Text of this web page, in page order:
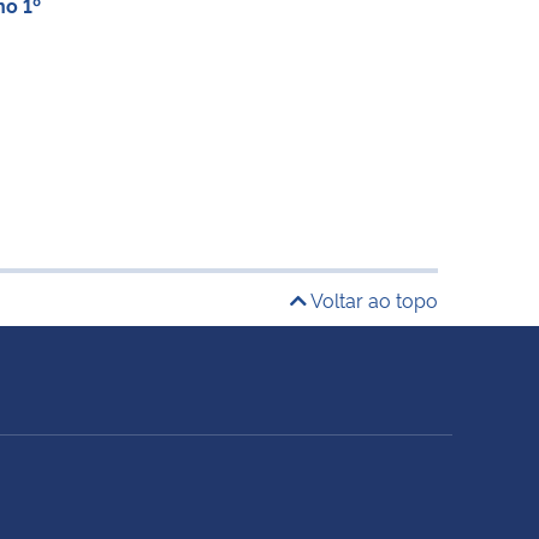
Voltar ao topo